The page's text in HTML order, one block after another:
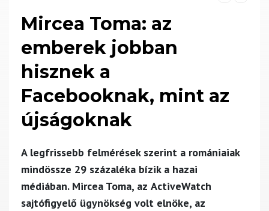
Mircea Toma: az
emberek jobban
hisznek a
Facebooknak, mint az
újságoknak
A legfrissebb felmérések szerint a romániaiak
mindössze 29 százaléka bízik a hazai
médiában. Mircea Toma, az ActiveWatch
sajtófigyelő ügynökség volt elnöke, az